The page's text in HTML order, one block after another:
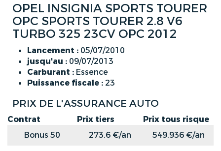
OPEL INSIGNIA SPORTS TOURER
OPC SPORTS TOURER 2.8 V6
TURBO 325 23CV OPC 2012
Lancement : 05/07/2010
jusqu'au : 09/07/2013
Carburant : Essence
Puissance fiscale : 23
PRIX DE L'ASSURANCE AUTO
Contrat Prix tiers
Prix tous risque
Bonus 50
273.6 €/an
549.936 €/an